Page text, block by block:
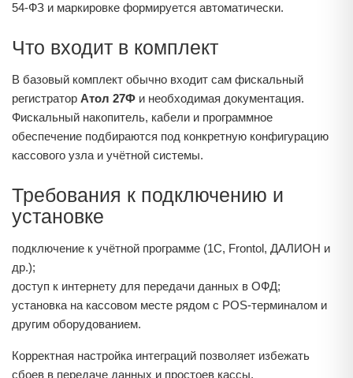
54‑ФЗ и маркировке формируется автоматически.
Что входит в комплект
В базовый комплект обычно входит сам фискальный
регистратор Атол 27Ф и необходимая документация.
Фискальный накопитель, кабели и программное
обеспечение подбираются под конкретную конфигурацию
кассового узла и учётной системы.
Требования к подключению и
установке
подключение к учётной программе (1С, Frontol, ДАЛИОН и
др.);
доступ к интернету для передачи данных в ОФД;
установка на кассовом месте рядом с POS-терминалом и
другим оборудованием.
Корректная настройка интеграций позволяет избежать
сбоев в передаче данных и простоев кассы.